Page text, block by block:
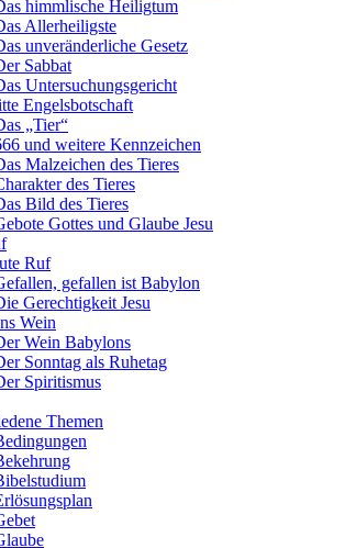
himmlische Heiligtum
Allerheiligste
unveränderliche Gesetz
Sabbat
Untersuchungsgericht
Engelsbotschaft
„Tier“
und weitere Kennzeichen
Malzeichen des Tieres
des Tieres
Bild des Tieres
Gottes und Glaube Jesu
Ruf
gefallen ist Babylon
Gerechtigkeit Jesu
Wein
Wein Babylons
Sonntag als Ruhetag
Spiritismus
Themen